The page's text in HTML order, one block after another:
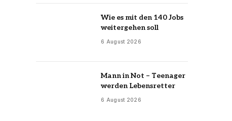
Wie es mit den 140 Jobs
weitergehen soll
6 August 2026
Mann in Not – Teenager
werden Lebensretter
6 August 2026